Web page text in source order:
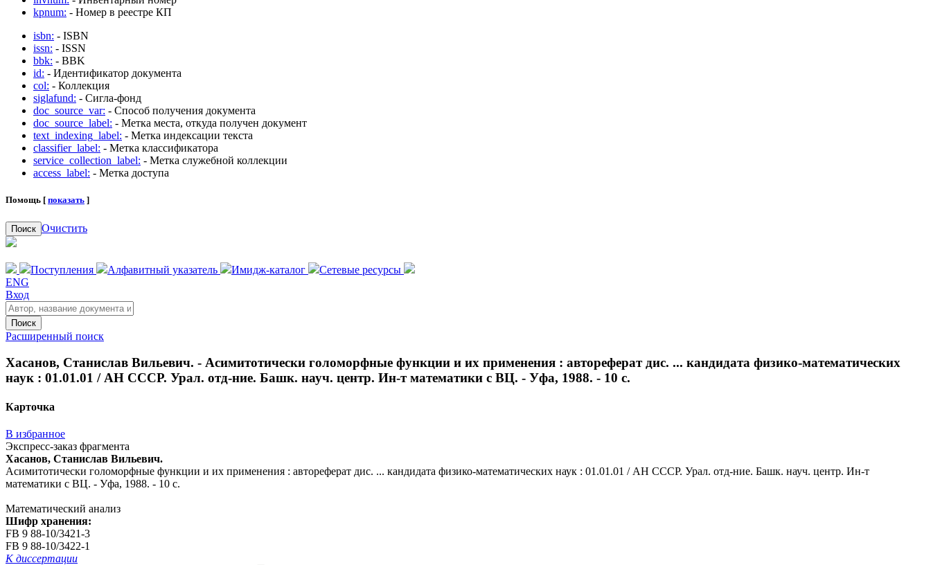
kpnum: - Номер в реестре КП
isbn: - ISBN
issn: - ISSN
bbk: - BBK
id: - Идентификатор документа
col: - Коллекция
siglafund: - Сигла-фонд
doc_source_var: - Способ получения документа
doc_source_label: - Метка места, откуда получен документ
text_indexing_label: - Метка индексации текста
classifier_label: - Метка классификатора
service_collection_label: - Метка служебной коллекции
access_label: - Метка доступа
Помощь [ показать ]
Поиск Очистить
Поступления Алфавитный указатель Имидж-каталог
Сетевые ресурсы
ENG
Вход
Поиск
Расширенный поиск
Хасанов, Станислав Вильевич. - Асимитотически голоморфные функции и их применения : автореферат дис. ... кандидата физико-математических
наук : 01.01.01 / АН СССР. Урал. отд-ние. Башк. науч. центр. Ин-т математики с ВЦ. - Уфа, 1988. - 10 с.
Карточка
В избранное
Экспресс-заказ фрагмента
Хасанов, Станислав Вильевич.
Асимитотически голоморфные функции и их применения : автореферат дис. ... кандидата физико-математических наук : 01.01.01 / АН СССР. Урал. отд-ние. Башк. науч. центр. Ин-т
математики с ВЦ. - Уфа, 1988. - 10 с.
Математический анализ
Шифр хранения:
FB 9 88-10/3421-3
FB 9 88-10/3422-1
К диссертации